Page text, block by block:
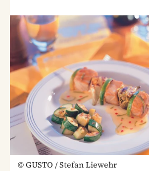
©GUSTO / Stefan Liewehr